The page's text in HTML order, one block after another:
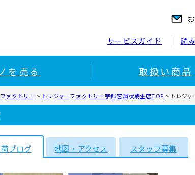
サービスガイド 読
を売る 取扱い商品
ァクトリー > トレジャーファクトリー宇都宮環状駒生店TOP > トレジ
ブログ 地図・アクセス スタッフ募集